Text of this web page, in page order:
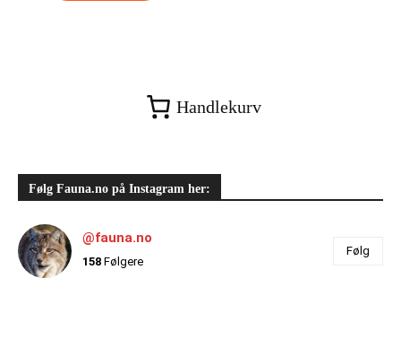
Handlekurv
Følg Fauna.no på Instagram her:
@fauna.no
158 Følgere
Følg